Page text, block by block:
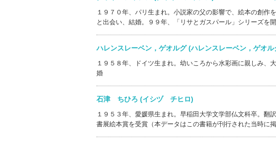
１９７０年、パリ生まれ。小説家の父の影響で、絵本の創
と出会い、結婚。９９年、「リサとガスパール」シリーズを
ハレンスレーベン，ゲオルグ (ハレンスレーベン，ゲ
１９５８年、ドイツ生まれ。幼いころから水彩画に親しみ
婚
石津 ちひろ (イシヅ チヒロ)
１９５３年、愛媛県生まれ。早稲田大学文学部仏文科卒。翻
書展絵本賞を受賞（本データはこの書籍が刊行された当時に